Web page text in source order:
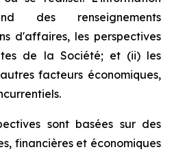
des renseignements
d'affaires, les perspectives
de la Société; et (ii) les
facteurs économiques,
sont basées sur des
financières et économiques